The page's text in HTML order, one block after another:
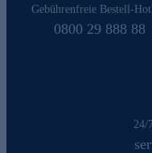
Gebührenfreie Bestell-
0800 29 888 88
24/